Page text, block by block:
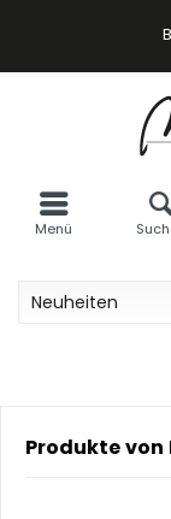
Menü
Produkte von